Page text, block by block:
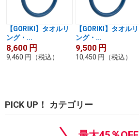
【GORIKI】タオルリ
ング・...
8,600 円
9,460 円 （税込）
【GORIKI】タオルリ
ング・...
9,500 円
10,450 円 （税込）
PICK UP！ カテゴリー